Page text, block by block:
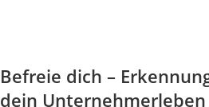
Befreie dich –
dein